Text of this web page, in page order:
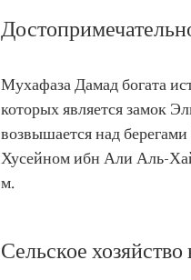
Мухафаза Дамад богата
которых является замок
возвышается над
Хусейном ибн Али Аль-
м.
Сельское